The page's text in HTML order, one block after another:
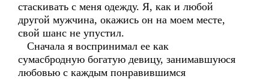
стаскивать с меня одежду. Я, как и любой
другой мужчина, окажись он на моем месте,
свой шанс не упустил.
Сначала я воспринимал ее как
сумасбродную богатую девицу, занимавшуюся
любовью с каждым понравившимся